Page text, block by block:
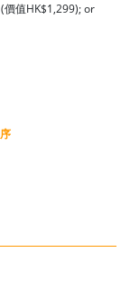
價值HK$1,299); or